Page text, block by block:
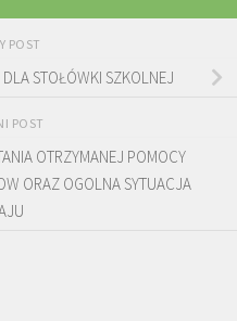
POST
STOŁÓWKI SZKOLNEJ
POST
OTRZYMANEJ POMOCY
ORAZ OGOLNA SYTUACJA